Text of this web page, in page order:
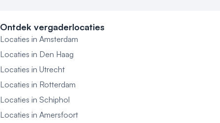
Ontdek vergaderlocaties
Locaties in Amsterdam
Locaties in Den Haag
Locaties in Utrecht
Locaties in Rotterdam
Locaties in Schiphol
Locaties in Amersfoort